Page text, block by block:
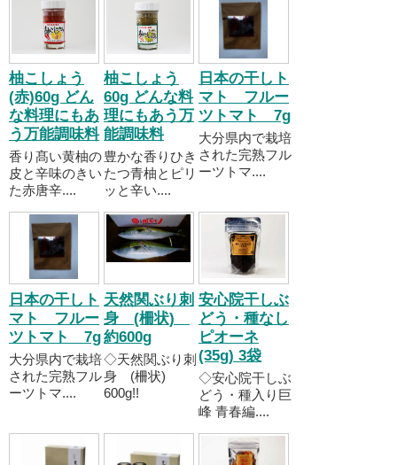
柚こしょう
(赤)60g どん
な料理にもあ
う万能調味料
香り髙い黄柚の
皮と辛味のきい
た赤唐辛....
柚こしょう
60g どんな料
理にもあう万
能調味料
豊かな香りひき
たつ青柚とピリ
ッと辛い....
日本の干しト
マト フルー
ツトマト 7g
大分県内で栽培
された完熟フル
ーツトマ....
日本の干しト
マト フルー
ツトマト 7g
大分県内で栽培
された完熟フル
ーツトマ....
天然関ぶり刺
身 (柵状)
約600g
◇天然関ぶり刺
身 (柵状)
600g!!
安心院干しぶ
どう・種なし
ピオーネ
(35g) 3袋
◇安心院干しぶ
どう・種入り巨
峰 青春編....